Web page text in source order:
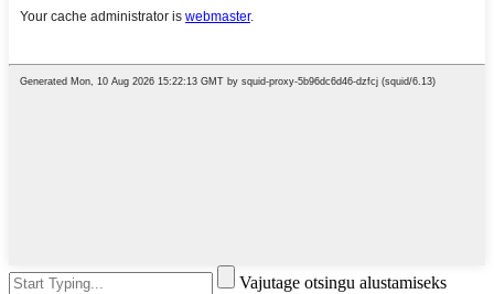
Vajutage otsingu alustamiseks